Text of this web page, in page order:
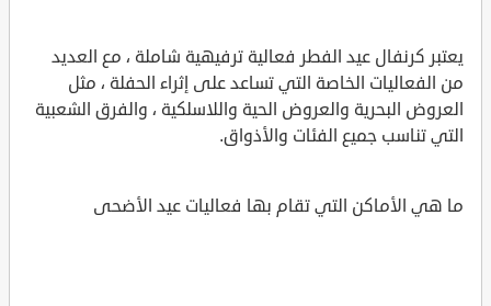
يعتبر كرنفال عيد الفطر فعالية ترفيهية شاملة ، مع العديد
من الفعاليات الخاصة التي تساعد على إثراء الحفلة ، مثل
العروض البحرية والعروض الحية واللاسلكية ، والفرق الشعبية
التي تناسب جميع الفئات والأذواق.
ما هي الأماكن التي تقام بها فعاليات عيد الأضحى